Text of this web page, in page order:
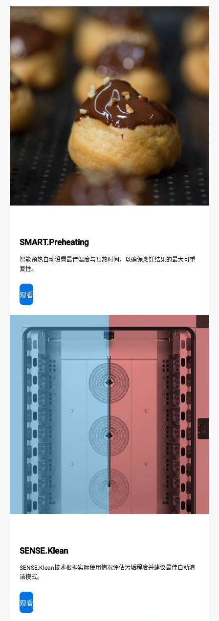
SMART.Preheating
智能预热自动设置最佳温度与预热时间，以确保烹饪结果的最大可重
复性。
观看
SENSE.Klean
SENSE.Klean技术根据实际使用情况评估污垢程度并建议最佳自动清
洁模式。
观看